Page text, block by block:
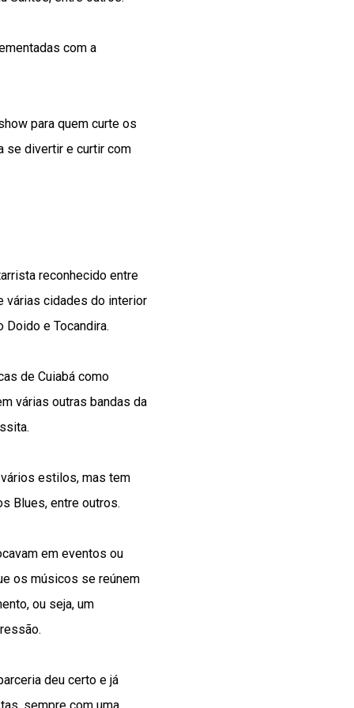
com a
para quem curte os
se divertir e curtir com
reconhecido entre
várias cidades do interior
e Tocandira.
de Cuiabá como
várias outras bandas da
estilos, mas tem
Blues, entre outros.
em eventos ou
os músicos se reúnem
ou seja, um
deu certo e já